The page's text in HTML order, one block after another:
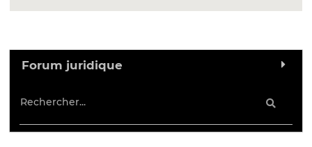
Forum juridique